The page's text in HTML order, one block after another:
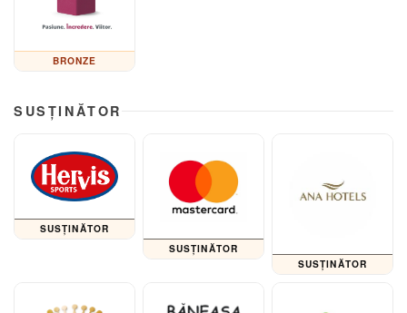
BRONZE
SUSȚINĂTOR
SUSȚINĂTOR
SUSȚINĂTOR
SUSȚINĂTOR